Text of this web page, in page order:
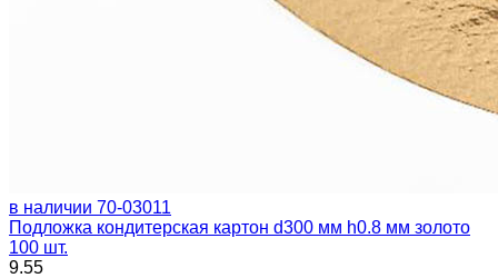
в наличии 70-03011
Подложка кондитерская картон d300 мм h0.8 мм золото
100 шт.
9.55